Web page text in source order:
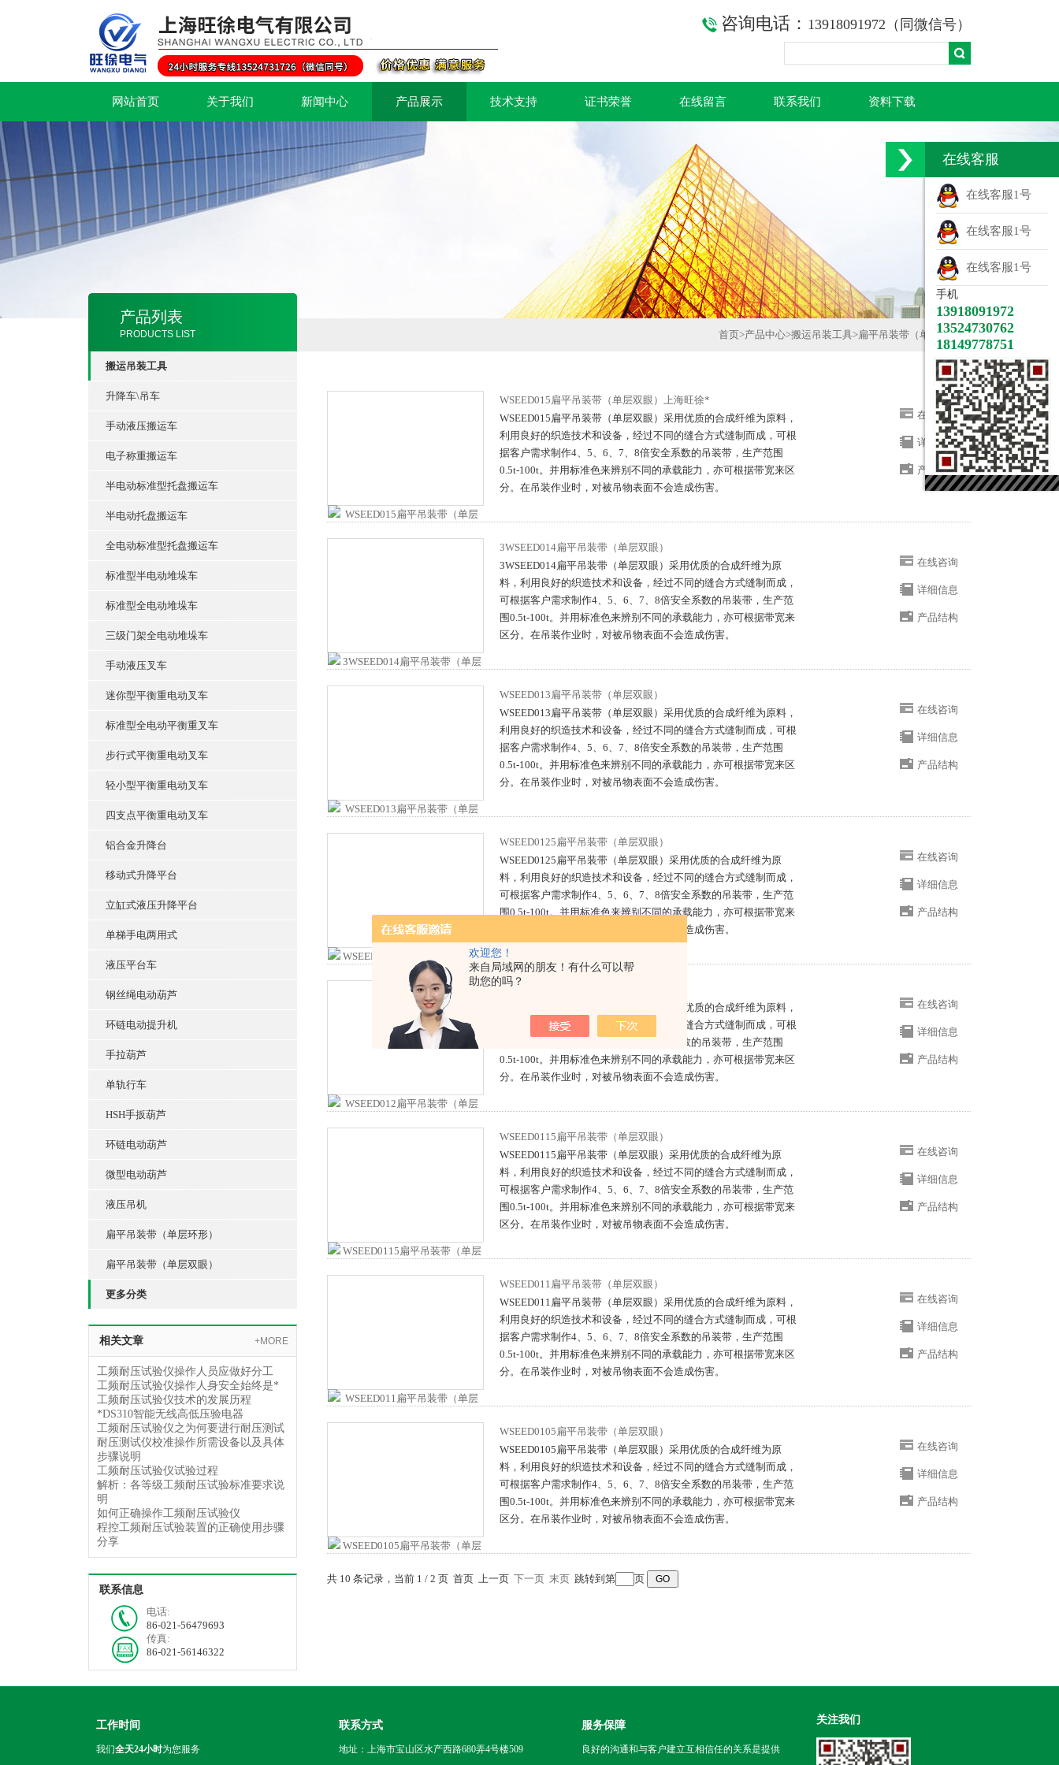
欢迎您！
来自局域网的朋友！有什么可以帮
助您的吗？
咨询电话： 13918091972（同微信号）
网站首页 关于我们 新闻中心 产品展示 技术支持 证书荣誉 在线留言 联系我们 资料下载
产品列表
PRODUCTS LIST
搬运吊装工具
升降车\吊车
手动液压搬运车
电子称重搬运车
半电动标准型托盘搬运车
半电动托盘搬运车
全电动标准型托盘搬运车
标准型半电动堆垛车
标准型全电动堆垛车
三级门架全电动堆垛车
手动液压叉车
迷你型平衡重电动叉车
标准型全电动平衡重叉车
步行式平衡重电动叉车
轻小型平衡重电动叉车
四支点平衡重电动叉车
铝合金升降台
移动式升降平台
立缸式液压升降平台
单梯手电两用式
液压平台车
钢丝绳电动葫芦
环链电动提升机
手拉葫芦
单轨行车
HSH手扳葫芦
环链电动葫芦
微型电动葫芦
液压吊机
扁平吊装带（单层环形）
扁平吊装带（单层双眼）
更多分类
相关文章 +MORE
工频耐压试验仪操作人员应做好分工
工频耐压试验仪操作人身安全始终是*
工频耐压试验仪技术的发展历程
*DS310智能无线高低压验电器
工频耐压试验仪之为何要进行耐压测试
耐压测试仪校准操作所需设备以及具体
步骤说明
工频耐压试验仪试验过程
解析：各等级工频耐压试验标准要求说
明
如何正确操作工频耐压试验仪
程控工频耐压试验装置的正确使用步骤
分享
联系信息
电话:
86-021-56479693
传真:
86-021-56146322
首页>产品中心>搬运吊装工具>扁平吊装带（单层双眼）
WSEED015扁平吊装带（单层双眼）上海旺徐*
WSEED015扁平吊装带（单层双眼）采用优质的合成纤维为原料，
利用良好的织造技术和设备，经过不同的缝合方式缝制而成，可根
据客户需求制作4、5、6、7、8倍安全系数的吊装带，生产范围
0.5t-100t。并用标准色来辨别不同的承载能力，亦可根据带宽来区
分。在吊装作业时，对被吊物表面不会造成伤害。
在线咨询
详细信息
产品结构
3WSEED014扁平吊装带（单层双眼）
3WSEED014扁平吊装带（单层双眼）采用优质的合成纤维为原
料，利用良好的织造技术和设备，经过不同的缝合方式缝制而成，
可根据客户需求制作4、5、6、7、8倍安全系数的吊装带，生产范
围0.5t-100t。并用标准色来辨别不同的承载能力，亦可根据带宽来
区分。在吊装作业时，对被吊物表面不会造成伤害。
在线咨询
详细信息
产品结构
WSEED013扁平吊装带（单层双眼）
WSEED013扁平吊装带（单层双眼）采用优质的合成纤维为原料，
利用良好的织造技术和设备，经过不同的缝合方式缝制而成，可根
据客户需求制作4、5、6、7、8倍安全系数的吊装带，生产范围
0.5t-100t。并用标准色来辨别不同的承载能力，亦可根据带宽来区
分。在吊装作业时，对被吊物表面不会造成伤害。
在线咨询
详细信息
产品结构
WSEED0125扁平吊装带（单层双眼）
WSEED0125扁平吊装带（单层双眼）采用优质的合成纤维为原
料，利用良好的织造技术和设备，经过不同的缝合方式缝制而成，
可根据客户需求制作4、5、6、7、8倍安全系数的吊装带，生产范
围0.5t-100t。并用标准色来辨别不同的承载能力，亦可根据带宽来
区分。在吊装作业时，对被吊物表面不会造成伤害。
在线咨询
详细信息
产品结构
WSEED012扁平吊装带（单层双眼）
WSEED012扁平吊装带（单层双眼）采用优质的合成纤维为原料，
利用良好的织造技术和设备，经过不同的缝合方式缝制而成，可根
据客户需求制作4、5、6、7、8倍安全系数的吊装带，生产范围
0.5t-100t。并用标准色来辨别不同的承载能力，亦可根据带宽来区
分。在吊装作业时，对被吊物表面不会造成伤害。
在线咨询
详细信息
产品结构
WSEED0115扁平吊装带（单层双眼）
WSEED0115扁平吊装带（单层双眼）采用优质的合成纤维为原
料，利用良好的织造技术和设备，经过不同的缝合方式缝制而成，
可根据客户需求制作4、5、6、7、8倍安全系数的吊装带，生产范
围0.5t-100t。并用标准色来辨别不同的承载能力，亦可根据带宽来
区分。在吊装作业时，对被吊物表面不会造成伤害。
在线咨询
详细信息
产品结构
WSEED011扁平吊装带（单层双眼）
WSEED011扁平吊装带（单层双眼）采用优质的合成纤维为原料，
利用良好的织造技术和设备，经过不同的缝合方式缝制而成，可根
据客户需求制作4、5、6、7、8倍安全系数的吊装带，生产范围
0.5t-100t。并用标准色来辨别不同的承载能力，亦可根据带宽来区
分。在吊装作业时，对被吊物表面不会造成伤害。
在线咨询
详细信息
产品结构
WSEED0105扁平吊装带（单层双眼）
WSEED0105扁平吊装带（单层双眼）采用优质的合成纤维为原
料，利用良好的织造技术和设备，经过不同的缝合方式缝制而成，
可根据客户需求制作4、5、6、7、8倍安全系数的吊装带，生产范
围0.5t-100t。并用标准色来辨别不同的承载能力，亦可根据带宽来
区分。在吊装作业时，对被吊物表面不会造成伤害。
在线咨询
详细信息
产品结构
共 10 条记录，当前 1 / 2 页 首页 上一页 下一页 末页 跳转到第 页
工作时间
我们全天24小时为您服务
联系方式
地址：上海市宝山区水产西路680弄4号楼509
服务保障
良好的沟通和与客户建立互相信任的关系是提供
关注我们
在线客服
在线客服1号
在线客服1号
在线客服1号
手机
13918091972
13524730762
18149778751